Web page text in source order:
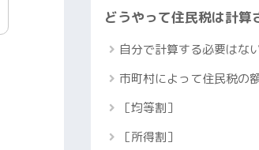
どうやって住民税は計算
自分で計算する必要はな
市町村によって住民税の
［均等割］
［所得割］